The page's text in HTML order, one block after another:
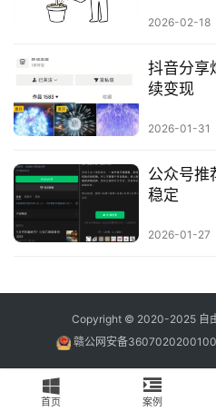
2026-02-18
抖音分享
续变现
2026-01-31
公众号推
稳定
2026-01-27
Copyright © 2020-2025 自
赣公网安备
首页 案例